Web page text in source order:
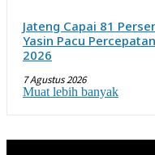
Jateng Capai 81
Yasin Pacu
2026
7 Agustus 2026
Muat lebih banyak